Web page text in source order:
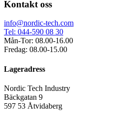
Kontakt oss
info@nordic-tech.com
Tel: 044-590 08 30
Mån-Tor: 08.00-16.00
Fredag: 08.00-15.00
Lageradress
Nordic Tech Industry
Bäckgatan 9
597 53 Åtvidaberg